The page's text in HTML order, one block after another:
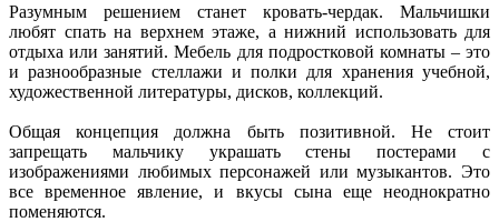
Разумным решением станет кровать-чердак. Мальчишки
любят спать на верхнем этаже, а нижний использовать для
отдыха или занятий. Мебель для подростковой комнаты – это
и разнообразные стеллажи и полки для хранения учебной,
художественной литературы, дисков, коллекций.
Общая концепция должна быть позитивной. Не стоит
запрещать мальчику украшать стены постерами с
изображениями любимых персонажей или музыкантов. Это
все временное явление, и вкусы сына еще неоднократно
поменяются.